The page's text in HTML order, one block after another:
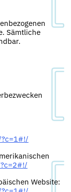
Sämtliche
Website: